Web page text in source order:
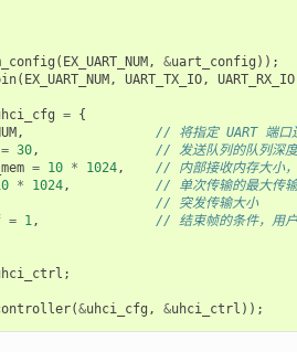
( EX_UART_NUM, &uart_config ));
( EX_UART_NUM, UART_TX_IO, UART_RX_IO
= {
,
// 将指定 UART 端口
= 30,
// 发送队列的队列深度
= 10 * 1024,
// 内部接收内存大小
* 1024,
// 单次传输的最大传
// 突发传输大小
= 1,
// 结束帧的条件，
;
(&uhci_cfg , &uhci_ctrl ));